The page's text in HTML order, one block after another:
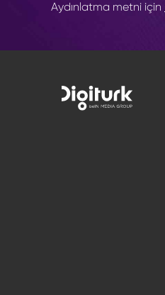
Aydınlatma metni için